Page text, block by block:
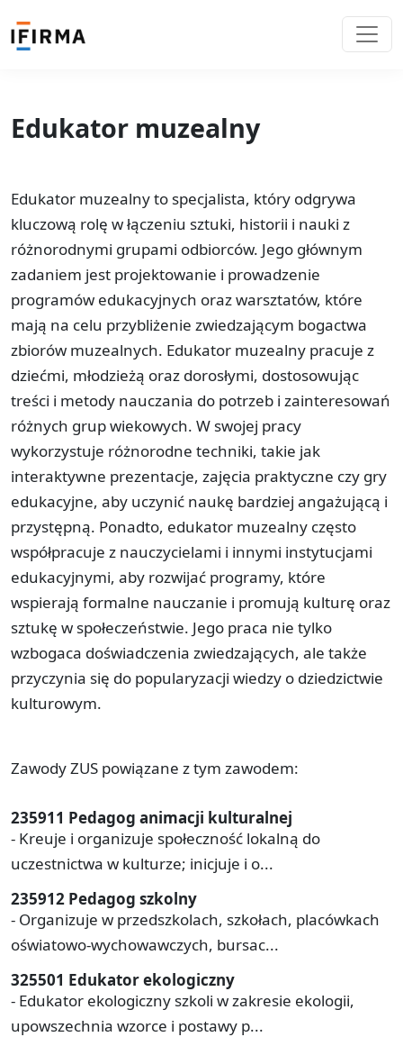
Edukator muzealny
Edukator muzealny to specjalista, który odgrywa
kluczową rolę w łączeniu sztuki, historii i nauki z
różnorodnymi grupami odbiorców. Jego głównym
zadaniem jest projektowanie i prowadzenie
programów edukacyjnych oraz warsztatów, które
mają na celu przybliżenie zwiedzającym bogactwa
zbiorów muzealnych. Edukator muzealny pracuje z
dziećmi, młodzieżą oraz dorosłymi, dostosowując
treści i metody nauczania do potrzeb i zainteresowań
różnych grup wiekowych. W swojej pracy
wykorzystuje różnorodne techniki, takie jak
interaktywne prezentacje, zajęcia praktyczne czy gry
edukacyjne, aby uczynić naukę bardziej angażującą i
przystępną. Ponadto, edukator muzealny często
współpracuje z nauczycielami i innymi instytucjami
edukacyjnymi, aby rozwijać programy, które
wspierają formalne nauczanie i promują kulturę oraz
sztukę w społeczeństwie. Jego praca nie tylko
wzbogaca doświadczenia zwiedzających, ale także
przyczynia się do popularyzacji wiedzy o dziedzictwie
kulturowym.
Zawody ZUS powiązane z tym zawodem:
235911 Pedagog animacji kulturalnej
- Kreuje i organizuje społeczność lokalną do
uczestnictwa w kulturze; inicjuje i o...
235912 Pedagog szkolny
- Organizuje w przedszkolach, szkołach, placówkach
oświatowo-wychowawczych, bursac...
325501 Edukator ekologiczny
- Edukator ekologiczny szkoli w zakresie ekologii,
upowszechnia wzorce i postawy p...